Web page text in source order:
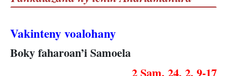
Vakinteny voalohany
Boky faharoan’i Samoela
2 Sam. 24, 2. 9-17